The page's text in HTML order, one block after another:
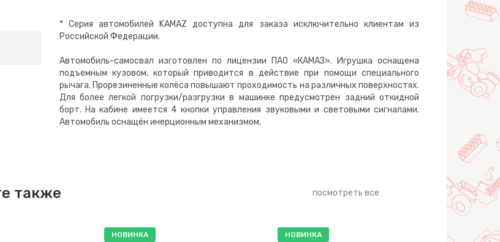
* Серия автомобилей KAMAZ доступна для заказа исключительно клиентам из
Российской Федерации.
Автомобиль-самосвал изготовлен по лицензии ПАО «КАМАЗ». Игрушка оснащена
подъемным кузовом, который приводится в действие при помощи специального
рычага. Прорезиненные колёса повышают проходимость на различных поверхностях.
Для более легкой погрузки/разгрузки в машинке предусмотрен задний откидной
борт. На кабине имеется 4 кнопки управления звуковыми и световыми сигналами.
Автомобиль оснащён инерционным механизмом.
также посмотреть все
НОВИНКА НОВИНКА